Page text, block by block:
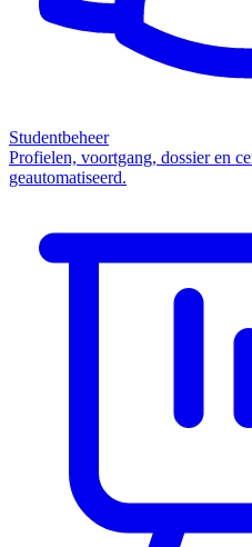
Studentbeheer
Profielen, voortgang, dossier en
geautomatiseerd.